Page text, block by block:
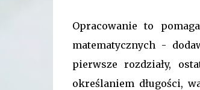
Opracowanie to
matematycznych -
pierwsze rozdziały,
określaniem długości,